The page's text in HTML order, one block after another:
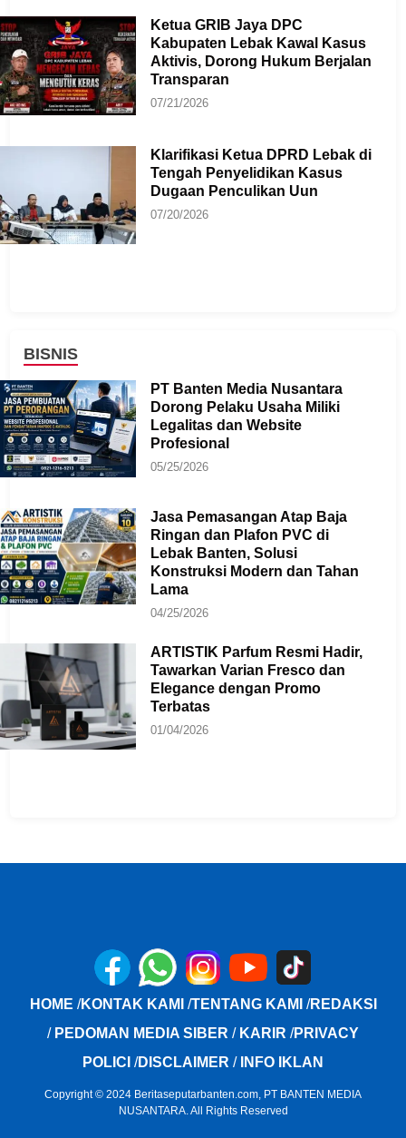
Ketua GRIB Jaya DPC
Kabupaten Lebak Kawal Kasus
Aktivis, Dorong Hukum Berjalan
Transparan
07/21/2026
Klarifikasi Ketua DPRD Lebak di
Tengah Penyelidikan Kasus
Dugaan Penculikan Uun
07/20/2026
BISNIS
PT Banten Media Nusantara
Dorong Pelaku Usaha Miliki
Legalitas dan Website
Profesional
05/25/2026
Jasa Pemasangan Atap Baja
Ringan dan Plafon PVC di
Lebak Banten, Solusi
Konstruksi Modern dan Tahan
Lama
04/25/2026
ARTISTIK Parfum Resmi Hadir,
Tawarkan Varian Fresco dan
Elegance dengan Promo
Terbatas
01/04/2026
HOME /KONTAK KAMI /TENTANG KAMI /REDAKSI
/ PEDOMAN MEDIA SIBER / KARIR /PRIVACY
POLICI /DISCLAIMER / INFO IKLAN
Copyright © 2024 Beritaseputarbanten.com, PT BANTEN MEDIA
NUSANTARA. All Rights Reserved